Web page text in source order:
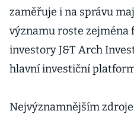
zaměřuje i na správu
významu roste zejména
investory J&T Arch
hlavní investiční
Nejvýznamnějším